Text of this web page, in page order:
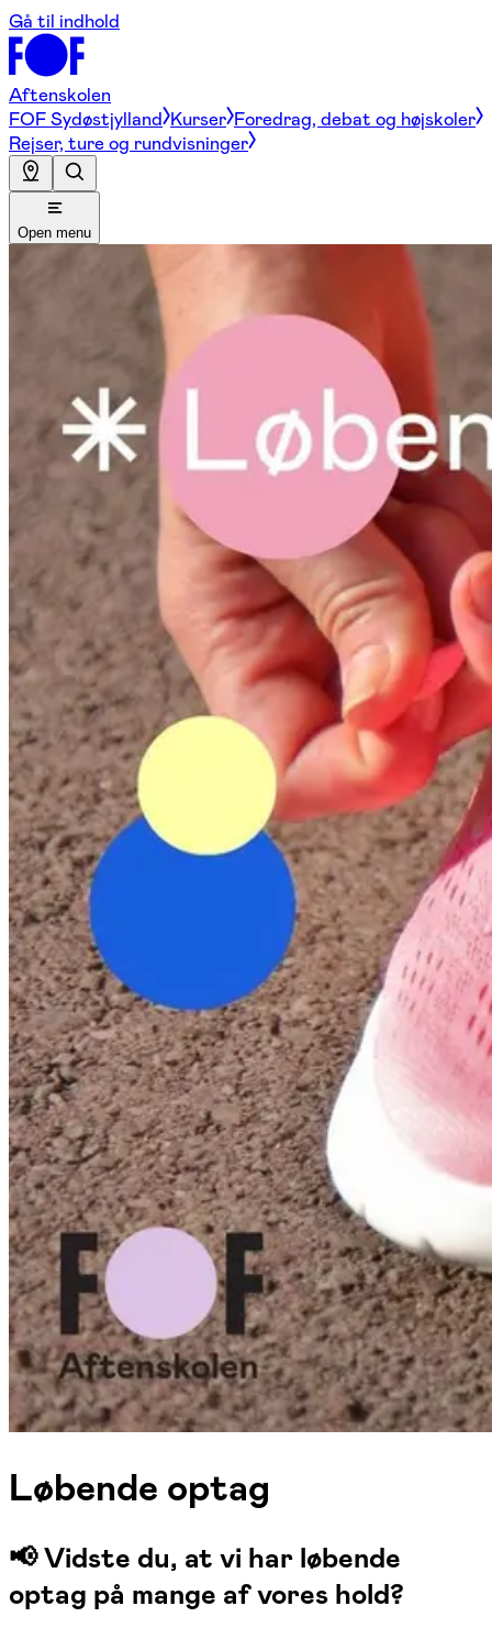
Gå til indhold
Aftenskolen
FOF Sydøstjylland Kurser Foredrag, debat og højskoler
Rejser, ture og rundvisninger
Open menu
Løbende optag
📢 Vidste du, at vi har løbende
optag på mange af vores hold?